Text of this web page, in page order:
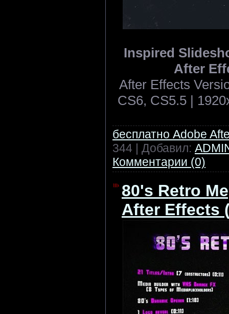
Inspired
After
After Effects
CS6, CS5.5 |
бесплатно Adobe
344 | Добавил:
Комментарии (0)
80's Retro
After Effects